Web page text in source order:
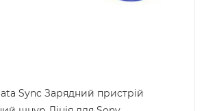
Sync Зарядний пристрій